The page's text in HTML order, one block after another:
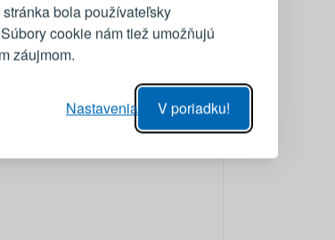
bola používateľsky
cookie nám tiež umožňujú
záujmom.
V poriadku!
Nastavenia
Pokaż wszystkie
E-mail
PRIHLÁSIŤ SA